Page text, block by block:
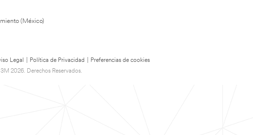
(México)
Legal Política de Privacidad
Preferencias de cookies
2026. Derechos Reservados.